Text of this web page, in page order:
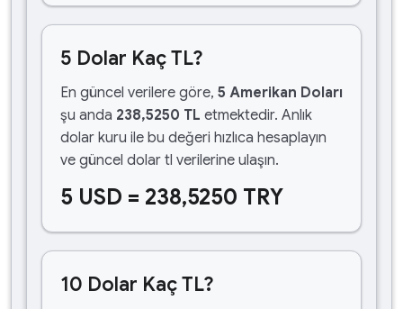
5 Dolar Kaç TL?
En güncel verilere göre, 5 Amerikan Doları
şu anda 238,5250 TL etmektedir. Anlık
dolar kuru ile bu değeri hızlıca hesaplayın
ve güncel dolar tl verilerine ulaşın.
5 USD = 238,5250 TRY
10 Dolar Kaç TL?